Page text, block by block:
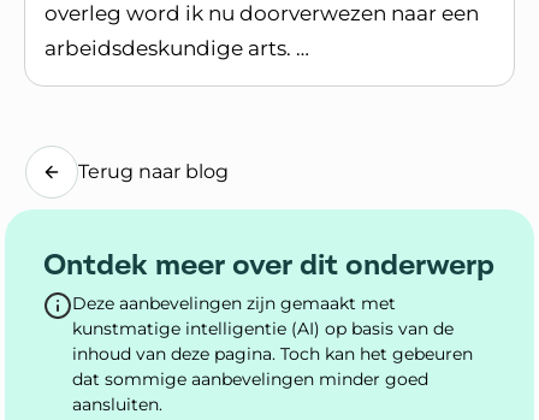
overleg word ik nu doorverwezen naar een
arbeidsdeskundige arts. …
Lees blogpost
Terug naar blog
Ontdek meer over dit onderwerp
Deze aanbevelingen zijn gemaakt met
kunstmatige intelligentie (AI) op basis van de
inhoud van deze pagina. Toch kan het gebeuren
dat sommige aanbevelingen minder goed
aansluiten.